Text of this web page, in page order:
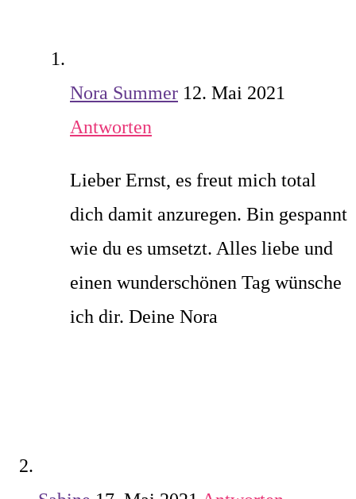
Nora Summer 12. Mai 2021
Antworten
Lieber Ernst, es freut mich total
dich damit anzuregen. Bin gespannt
wie du es umsetzt. Alles liebe und
einen wunderschönen Tag wünsche
ich dir. Deine Nora